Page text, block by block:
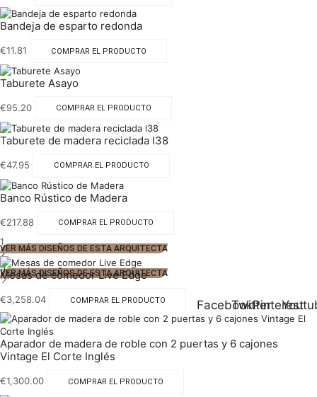
Bandeja de esparto redonda
€11.81 COMPRAR EL PRODUCTO
Taburete Asayo
€95.20 COMPRAR EL PRODUCTO
Taburete de madera reciclada l38
€47.95 COMPRAR EL PRODUCTO
Banco Rústico de Madera
€217.88 COMPRAR EL PRODUCTO
1
2
3
FacebookTwitterPinterest
VER MÁS DISEÑOS DE ESTA ARQUITECTA
VER MÁS DISEÑOS DE ESTA ARQUITECTA
Mesas de comedor Live Edge
€3,258.04 COMPRAR EL PRODUCTO
Aparador de madera de roble con 2 puertas y 6 cajones
Vintage El Corte Inglés
€1,300.00 COMPRAR EL PRODUCTO